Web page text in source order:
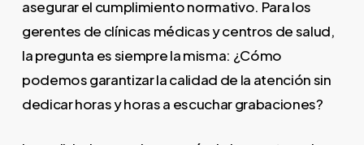
asegurar el cumplimiento normativo. Para los
gerentes de clínicas médicas y centros de salud,
la pregunta es siempre la misma: ¿Cómo
podemos garantizar la calidad de la atención sin
dedicar horas y horas a escuchar grabaciones?